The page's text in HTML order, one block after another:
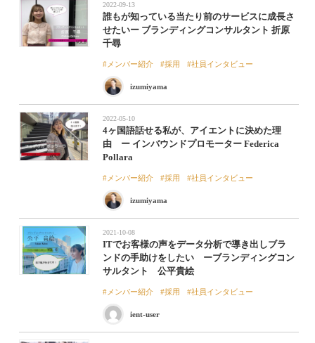
2022-09-13
誰もが知っている当たり前のサービスに成長さ
せたいー ブランディングコンサルタント 折原
千尋
メンバー紹介 採用 社員インタビュー
izumiyama
2022-05-10
4ヶ国語話せる私が、アイエントに決めた理
由 ー インバウンドプロモーター Federica
Pollara
メンバー紹介 採用 社員インタビュー
izumiyama
2021-10-08
ITでお客様の声をデータ分析で導き出しブラ
ンドの手助けをしたい ーブランディングコン
サルタント 公平貴絵
メンバー紹介 採用 社員インタビュー
ient-user